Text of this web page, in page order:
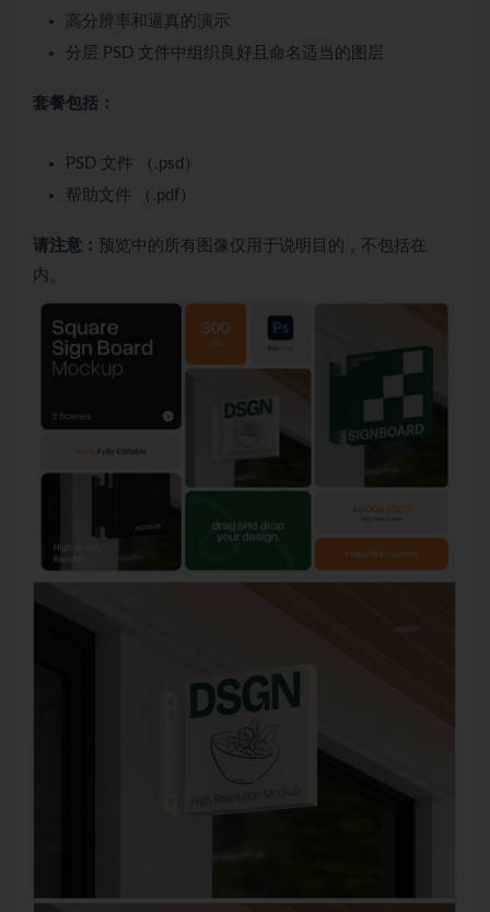
高分辨率和逼真的演示
分层 PSD 文件中组织良好且命名适当的图层
套餐包括：
PSD 文件 （.psd）
帮助文件 （.pdf）
请注意： 预览中的所有图像仅用于说明目的，不包括在
内。